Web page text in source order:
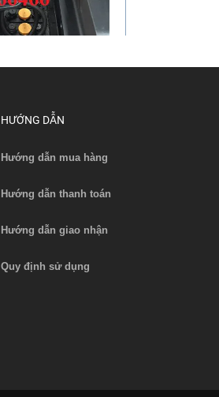
24-7DB525H (48V-
Liên hệ
Xem chi tiết
HƯỚNG DẪN
Hướng dẫn mua hàng
Hướng dẫn thanh toán
Hướng dẫn giao nhận
Quy định sử dụng